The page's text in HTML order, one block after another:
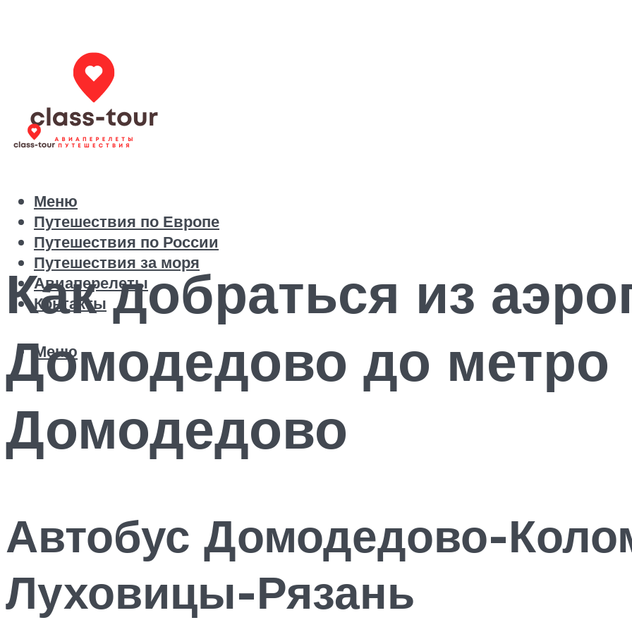
Путешествия по Европе
Путешествия по России
Путешествия за моря
Авиаперелеты
Контакты
Меню
Меню
Как добраться из
Домодедово до метро
Домодедово
Автобус Домодедово-
Луховицы-Рязань